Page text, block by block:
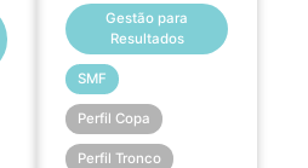
Gestão para
Resultados
SMF
Perfil Copa
Perfil Tronco